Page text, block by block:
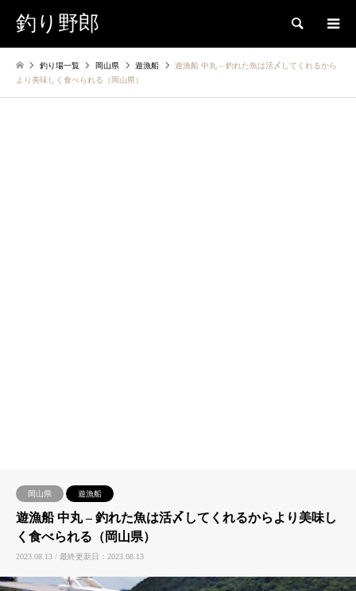
釣り野郎 検索
釣り場一覧 岡山県 遊漁船
遊漁船 中丸 – 釣れた魚は活〆してくれるから
より美味しく食べられる（岡山県）
岡山県 遊漁船
遊漁船 中丸 – 釣れた魚は活〆してくれるからより美味し
く食べられる（岡山県）
2023.08.13 / 最終更新日：2023.08.13